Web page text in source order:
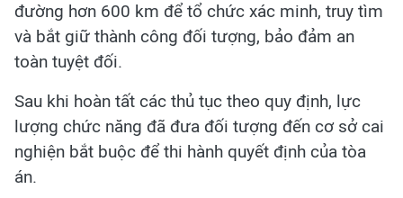
đường hơn 600 km để tổ chức xác minh, truy tìm
và bắt giữ thành công đối tượng, bảo đảm an
toàn tuyệt đối.
Sau khi hoàn tất các thủ tục theo quy định, lực
lượng chức năng đã đưa đối tượng đến cơ sở cai
nghiện bắt buộc để thi hành quyết định của tòa
án.